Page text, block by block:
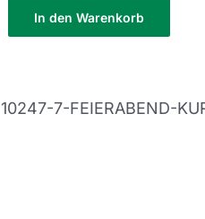
In den Warenkorb
10247-7-FEIERABEND-